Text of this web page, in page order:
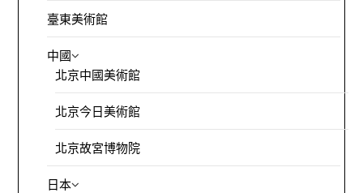
臺東美術館
中國
北京中國美術館
北京今日美術館
北京故宮博物院
日本